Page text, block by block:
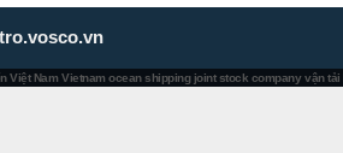
Việt Nam Vietnam ocean shipping joint stock company vận tải